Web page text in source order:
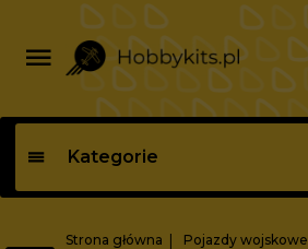
Kategorie
Strona główna Pojazdy wojskowe